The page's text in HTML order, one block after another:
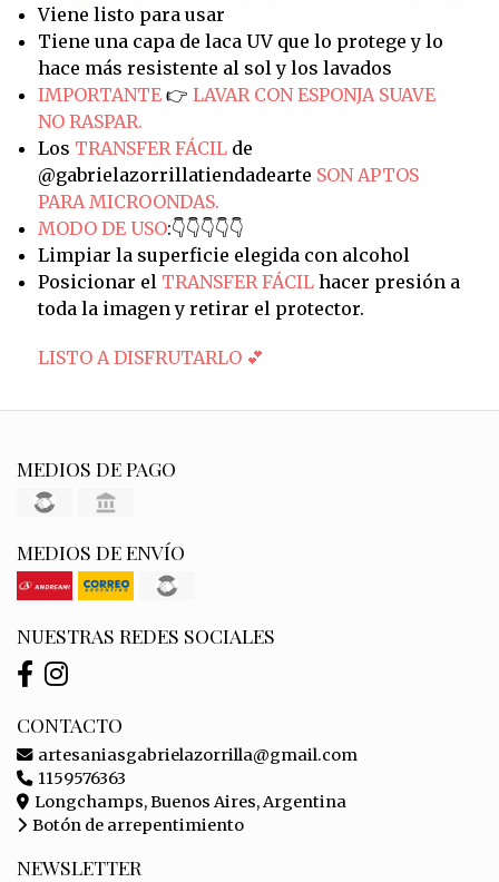
Viene listo para usar
Tiene una capa de laca UV que lo protege y lo
hace más resistente al sol y los lavados
IMPORTANTE 👉 LAVAR CON ESPONJA SUAVE
NO RASPAR.
Los TRANSFER FÁCILde
@gabrielazorrillatiendadearte SON APTOS
PARA MICROONDAS.
MODO DE USO:👇👇👇👇👇
Limpiar la superficie elegida con alcohol
Posicionar el TRANSFER FÁCILhacer presión a
toda la imagen y retirar el protector.
LISTO A DISFRUTARLO 💕
MEDIOS DE PAGO
MEDIOS DE ENVÍO
NUESTRAS REDES SOCIALES
CONTACTO
artesaniasgabrielazorrilla@gmail.com
1159576363
Longchamps, Buenos Aires, Argentina
Botón de arrepentimiento
NEWSLETTER